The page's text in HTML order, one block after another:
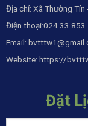
Địa chỉ: Xã Thường Tín
Điện
Email:
Website: https://
Đặt